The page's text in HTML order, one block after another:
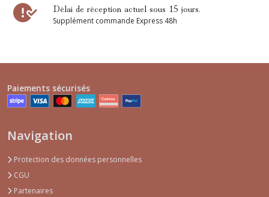
Délai de réception actuel sous 15 jours.
Supplément commande Express 48h
Paiements sécurisés
Navigation
Protection des données personnelles
CGU
Partenaires